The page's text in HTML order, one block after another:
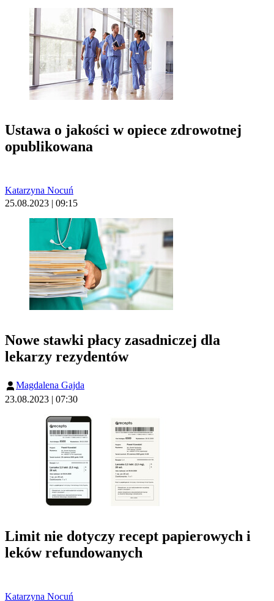
Ustawa o jakości w opiece zdrowotnej
opublikowana
Katarzyna Nocuń
25.08.2023 | 09:15
Nowe stawki płacy zasadniczej dla
lekarzy rezydentów
Magdalena Gajda
23.08.2023 | 07:30
Limit nie dotyczy recept papierowych i
leków refundowanych
Katarzyna Nocuń